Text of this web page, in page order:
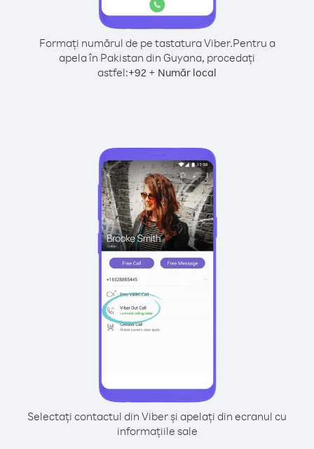
Formați numărul de pe tastatura Viber.Pentru a
apela în Pakistan din Guyana, procedați
astfel:+92 + Număr local
Selectați contactul din Viber și apelați din ecranul cu
informațiile sale